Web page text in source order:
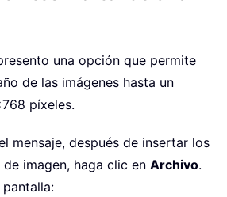
una opción que permite
de las imágenes hasta un
píxeles.
mensaje, después de insertar los
imagen, haga clic en Archivo.